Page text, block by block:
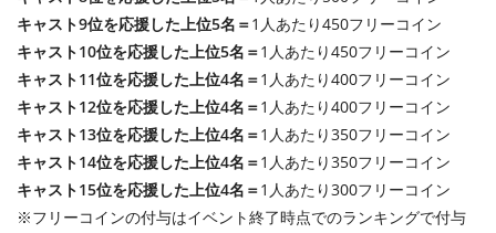
キャスト9位を応援した上位5名＝1人あたり450フリーコイン
キャスト10位を応援した上位5名＝1人あたり450フリーコイン
キャスト11位を応援した上位4名＝1人あたり400フリーコイン
キャスト12位を応援した上位4名＝1人あたり400フリーコイン
キャスト13位を応援した上位4名＝1人あたり350フリーコイン
キャスト14位を応援した上位4名＝1人あたり350フリーコイン
キャスト15位を応援した上位4名＝1人あたり300フリーコイン
※フリーコインの付与はイベント終了時点でのランキングで付与